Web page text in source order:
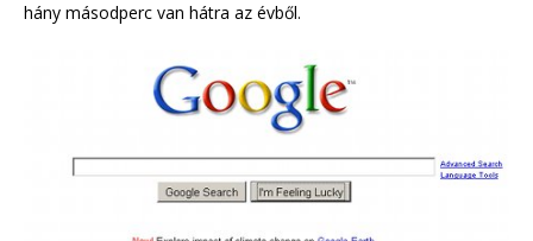
hány másodperc van hátra az évből.